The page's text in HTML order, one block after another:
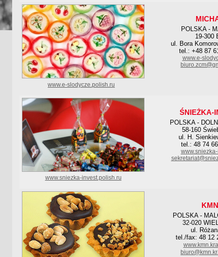
POLSKA -
19-300
ul. Bora
tel.: +48 87
www.e-
www.e-slodycze.polish.ru
ŚNIEŻKA-
POLSKA -
58-160
ul. H.
tel.: 48 74
www.sniezka-invest.polish.ru
KMN
POLSKA -
32-020
ul.
tel./fax: 48 12